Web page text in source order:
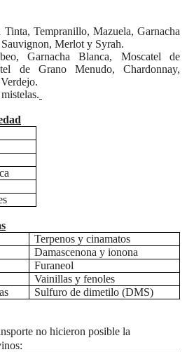
Tinta, Tempranillo, Mazuela, Garnacha
Merlot y Syrah.
Garnacha Blanca, Moscatel de
de Grano Menudo, Chardonnay,
Terpenos y cinamatos
Damascenona y ionona
Furaneol
Vainillas y fenoles
Sulfuro de dimetilo (DMS)
no hicieron posible la